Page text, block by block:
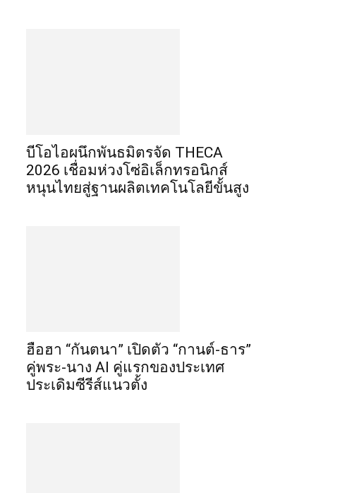
บีโอไอผนึกพันธมิตรจัด THECA
2026 เชื่อมห่วงโซ่อิเล็กทรอนิกส์
หนุนไทยสู่ฐานผลิตเทคโนโลยีขั้นสูง
ฮือฮา “กันตนา” เปิดตัว “กานต์-ธาร”
คู่พระ-นาง AI คู่แรกของประเทศ
ประเดิมซีรีส์แนวตั้ง